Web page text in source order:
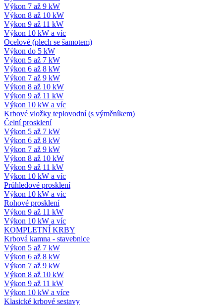
Výkon 7 až 9 kW
Výkon 8 až 10 kW
Výkon 9 až 11 kW
Výkon 10 kW a víc
Ocelové (plech se šamotem)
Výkon do 5 kW
Výkon 5 až 7 kW
Výkon 6 až 8 kW
Výkon 7 až 9 kW
Výkon 8 až 10 kW
Výkon 9 až 11 kW
Výkon 10 kW a víc
Krbové vložky teplovodní (s výměníkem)
Čelní prosklení
Výkon 5 až 7 kW
Výkon 6 až 8 kW
Výkon 7 až 9 kW
Výkon 8 až 10 kW
Výkon 9 až 11 kW
Výkon 10 kW a víc
Průhledové prosklení
Výkon 10 kW a víc
Rohové prosklení
Výkon 9 až 11 kW
Výkon 10 kW a víc
KOMPLETNÍ KRBY
Krbová kamna - stavebnice
Výkon 5 až 7 kW
Výkon 6 až 8 kW
Výkon 7 až 9 kW
Výkon 8 až 10 kW
Výkon 9 až 11 kW
Výkon 10 kW a více
Klasické krbové sestavy